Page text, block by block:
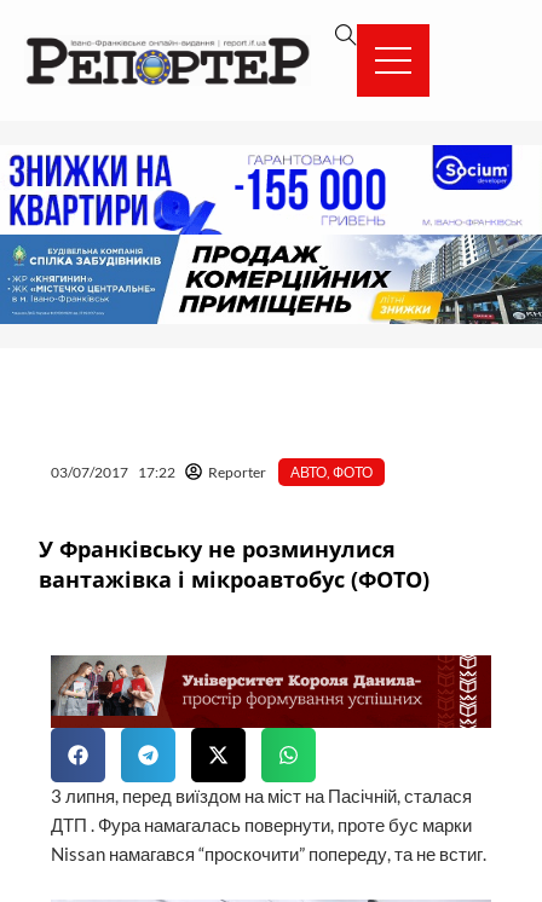
вмісту
03/07/2017 17:22 Reporter АВТО ,ФОТО
У Франківську не розминулися
вантажівка і мікроавтобус (ФОТО)
3 липня, перед виїздом на міст на Пасічній, сталася
ДТП . Фура намагалась повернути, проте бус марки
Nissan намагався “проскочити” попереду, та не встиг.